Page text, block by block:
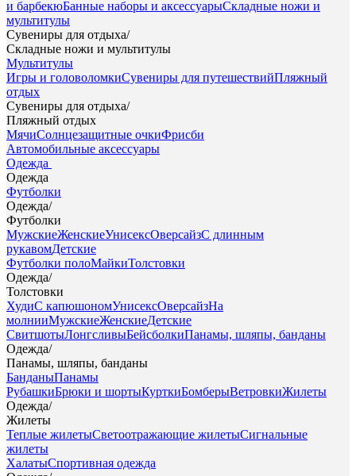
и барбекюБанные наборы и аксессуарыСкладные ножи и
мультитулы
Сувениры для отдыха/
Складные ножи и мультитулы
Мультитулы
Игры и головоломкиСувениры для путешествийПляжный
отдых
Сувениры для отдыха/
Пляжный отдых
МячиСолнцезащитные очкиФрисби
Автомобильные аксессуары
Одежда
Одежда
Футболки
Одежда/
Футболки
МужскиеЖенскиеУнисексОверсайзС длинным
рукавомДетские
Футболки полоМайкиТолстовки
Одежда/
Толстовки
ХудиС капюшономУнисексОверсайзНа
молнииМужскиеЖенскиеДетские
СвитшотыЛонгсливыБейсболкиПанамы, шляпы, банданы
Одежда/
Панамы, шляпы, банданы
БанданыПанамы
РубашкиБрюки и шортыКурткиБомберыВетровкиЖилеты
Одежда/
Жилеты
Теплые жилетыСветоотражающие жилетыСигнальные
жилеты
ХалатыСпортивная одежда